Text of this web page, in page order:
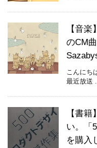
【音
のCM
こんにち
最近放送 ...
【書
い。「
を購入